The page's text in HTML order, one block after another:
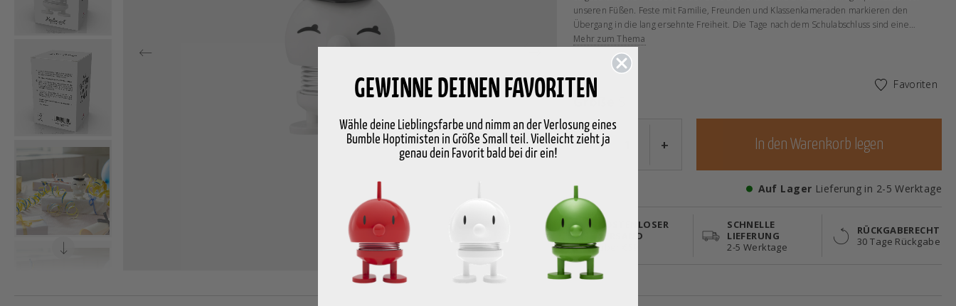
unseren Füßen. Feste mit Familie, Freunden und Klassenkameraden markieren den
Übergang in die lang ersehnte Freiheit. Die Tage nach dem Schulabschluss sind eine
Erinnerung fürs Leben. Deshalb sind unsere fröhlichen Student-Hoptimisten eine richtig
gute Geschenkidee. Sie teilen die Freude und erinnern mit ihrem kleinen, energischen
Sprung den Schulabsolventen daran, am optimistischen Glauben an die Zukunft
festzuhalten.
H 7,3 cm, D 5,9 cm
Mehr zum Thema
Favoriten
Größe
- + In den Warenkorb legen
Auf Lager Lieferung in 2-5 Werktage
KOSTENLOSER
VERSAND
über €59
SCHNELLE
LIEFERUNG
2-5 Werktage
RÜCKGABERECHT
30 Tage Rückgabe
GEWINNE DEINEN FAVORITEN
Wähle deine Lieblingsfarbe und nimm an der Verlosung eines
Bumble Hoptimisten in Größe Small teil. Vielleicht zieht ja
genau dein Favorit bald bei dir ein!